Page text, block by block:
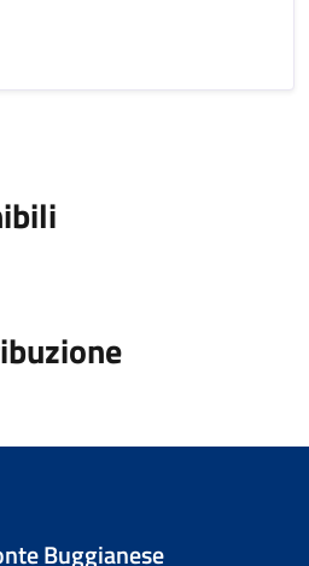
Buggianese